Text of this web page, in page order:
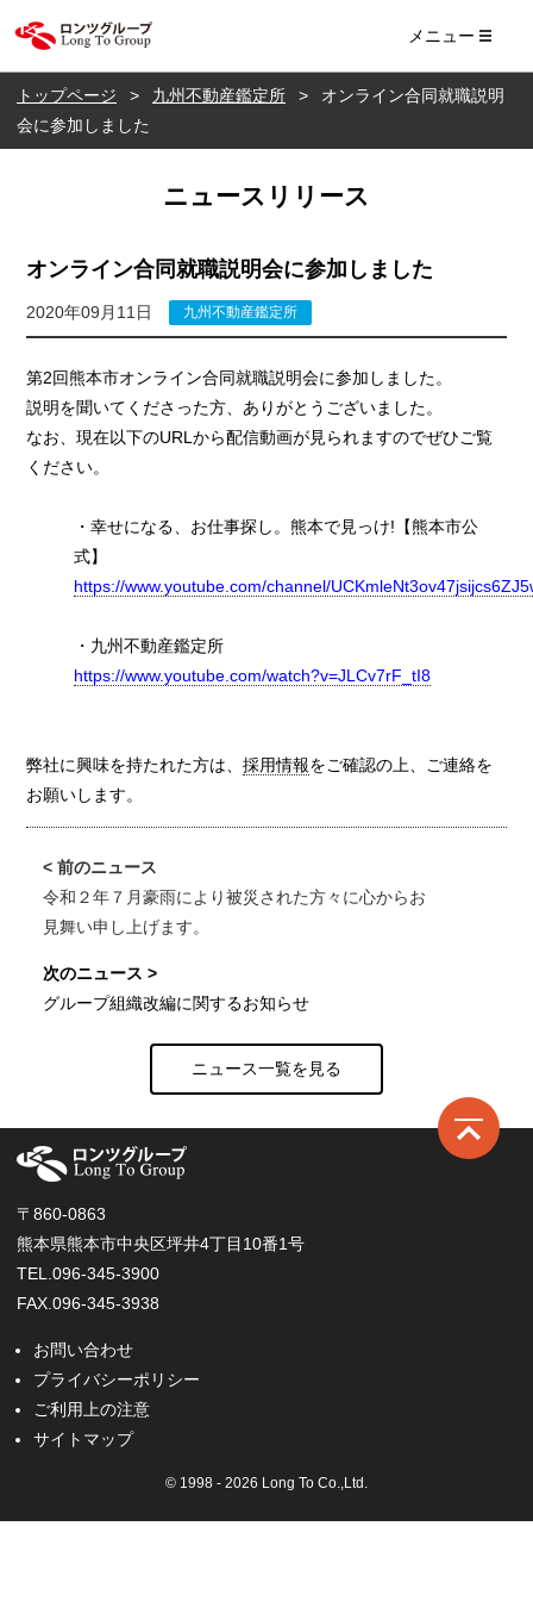
メニュー
トップページ 九州不動産鑑定所
オンライン合同就職説明
会に参加しました
ニュースリリース
オンライン合同就職説明会に参加しました
2020年09月11日 九州不動産鑑定所
第2回熊本市オンライン合同就職説明会に参加しました。
説明を聞いてくださった方、ありがとうございました。
なお、現在以下のURLから配信動画が見られますのでぜひご覧
ください。
・幸せになる、お仕事探し。熊本で見っけ!【熊本市公
式】
https://www.youtube.com/channel/
・九州不動産鑑定所
https://www.youtube.com/watch?v=JLCv7rF_tI8
弊社に興味を持たれた方は、採用情報をご確認の上、ご連絡を
お願いします。
令和２年７月豪雨により被災された方々に心からお
見舞い申し上げます。
グループ組織改編に関するお知らせ
ニュース一覧を見る
〒860-0863
熊本県熊本市中央区坪井4丁目10番1号
TEL.096-345-3900
FAX.096-345-3938
お問い合わせ
プライバシーポリシー
ご利用上の注意
サイトマップ
© 1998 - 2026 Long To Co.,Ltd.